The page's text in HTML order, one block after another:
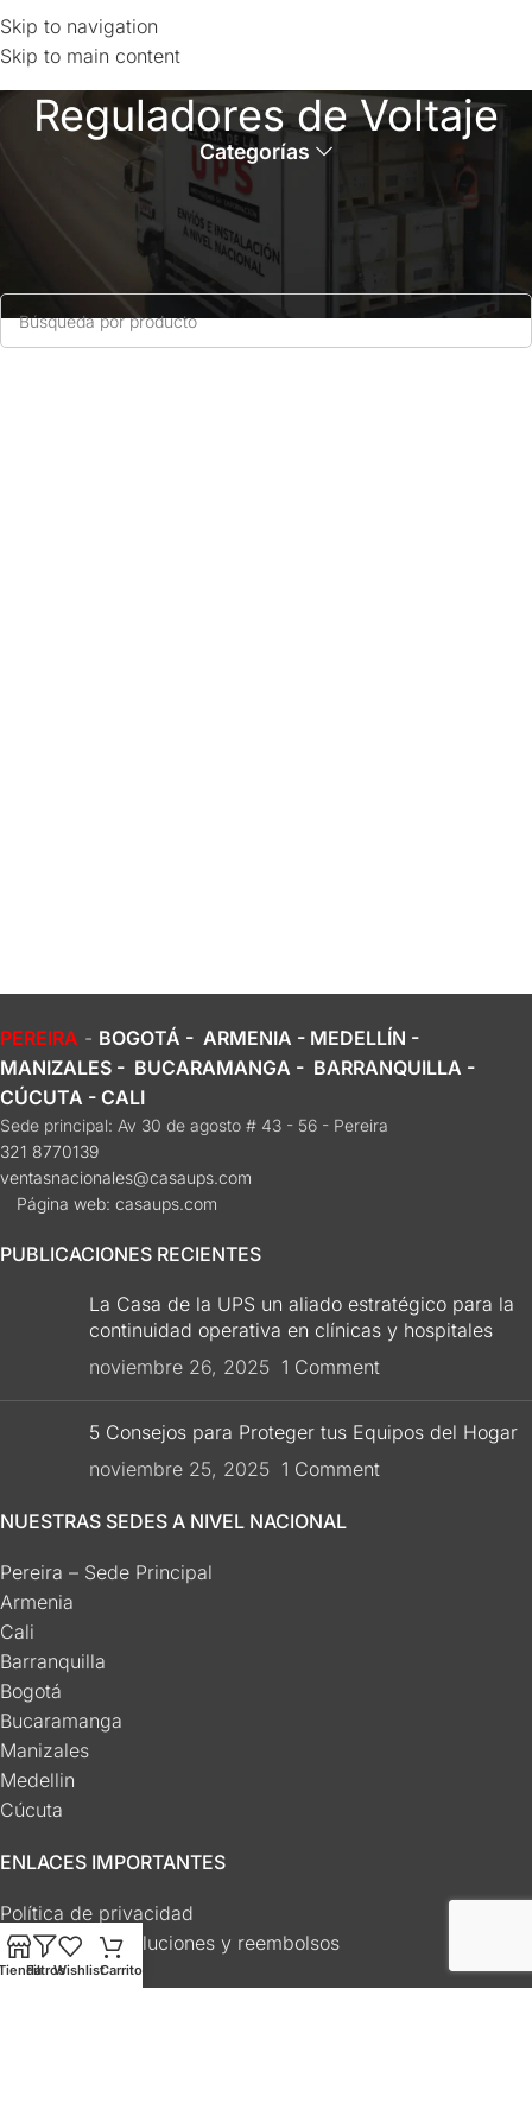
Skip to navigation
Skip to main content
Reguladores de Voltaje
Categorías
Reguladores de Voltaje
No se han encontrado productos que coincidan con tu
PEREIRA - BOGOTÁ - ARMENIA - MEDELLÍN -
MANIZALES - BUCARAMANGA - BARRANQUILLA -
CÚCUTA - CALI
Sede principal: Av 30 de agosto # 43 - 56 - Pereira
321 8770139
ventasnacionales@casaups.com
Página web: casaups.com
PUBLICACIONES RECIENTES
La Casa de la UPS un aliado estratégico para la
continuidad operativa en clínicas y hospitales
noviembre 26, 2025 1 Comment
5 Consejos para Proteger tus Equipos del Hogar
noviembre 25, 2025 1 Comment
NUESTRAS SEDES A NIVEL NACIONAL
Pereira – Sede Principal
Armenia
Cali
Barranquilla
Bogotá
Bucaramanga
Manizales
Medellin
Cúcuta
ENLACES IMPORTANTES
Política de privacidad
Política de devoluciones y reembolsos
FAQsFiltrosWishlistCarrito